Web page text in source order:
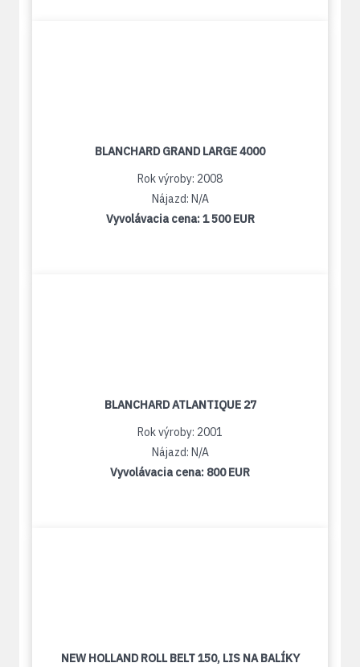
BLANCHARD GRAND LARGE 4000
Rok výroby: 2008
Nájazd: N/A
Vyvolávacia cena:1 500 EUR
BLANCHARD ATLANTIQUE 27
Rok výroby: 2001
Nájazd: N/A
Vyvolávacia cena: 800 EUR
NEW HOLLAND ROLL BELT 150, LIS NA BALÍKY